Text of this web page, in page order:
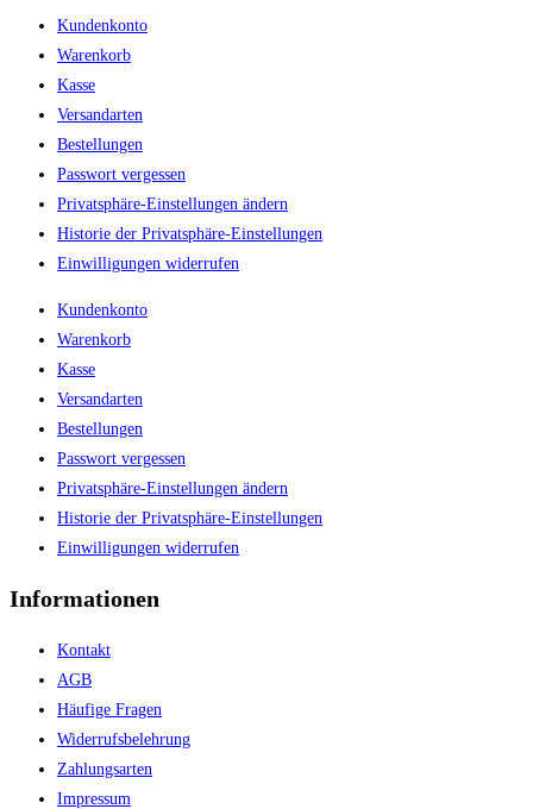
Kundenkonto
Warenkorb
Kasse
Versandarten
Bestellungen
Passwort vergessen
Privatsphäre-Einstellungen ändern
Historie der Privatsphäre-Einstellungen
Einwilligungen widerrufen
Kundenkonto
Warenkorb
Kasse
Versandarten
Bestellungen
Passwort vergessen
Privatsphäre-Einstellungen ändern
Historie der Privatsphäre-Einstellungen
Einwilligungen widerrufen
Informationen
Kontakt
AGB
Häufige Fragen
Widerrufsbelehrung
Zahlungsarten
Impressum